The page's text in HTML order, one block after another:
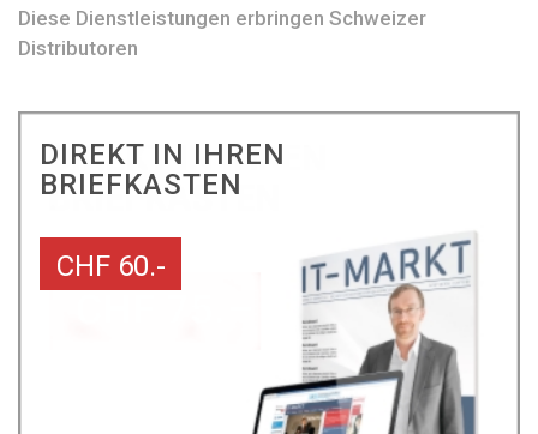
Diese Dienstleistungen erbringen Schweizer
Distributoren
DIREKT IN IHREN
BRIEFKASTEN
CHF 60.-